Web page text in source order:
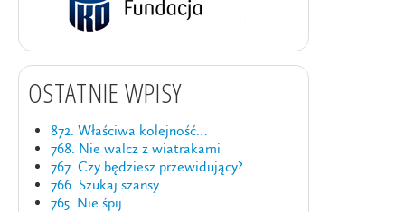
OSTATNIE WPISY
872. Właściwa kolejność…
768. Nie walcz z wiatrakami
767. Czy będziesz przewidujący?
766. Szukaj szansy
765. Nie śpij